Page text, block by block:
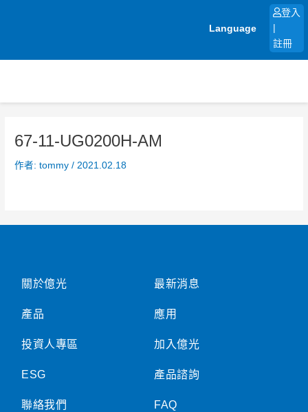
Language
登入
註冊
67-11-UG0200H-AM
作者:tommy/ 2021.02.18
關於億光
產品
投資人專區
ESG
聯絡我們
最新消息
應用
加入億光
產品諮詢
FAQ